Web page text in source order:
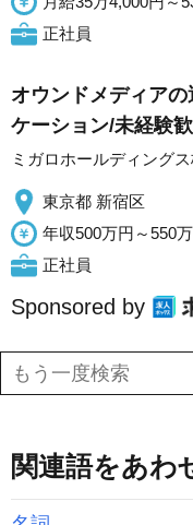
正社員
オウンドメディア
ケーション/未経験
ミガロホールディング
東京都 新宿区
年収500万円～550
正社員
Sponsored by
関連語をあわ